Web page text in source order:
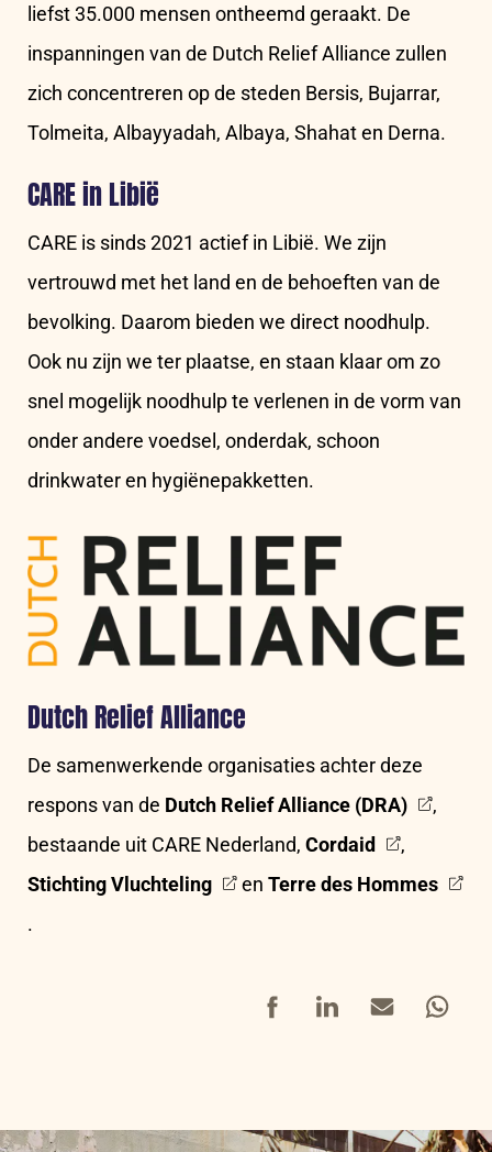
liefst 35.000 mensen ontheemd geraakt. De
inspanningen van de Dutch Relief Alliance zullen
zich concentreren op de steden Bersis, Bujarrar,
Tolmeita, Albayyadah, Albaya, Shahat en Derna.
CARE in Libië
CARE is sinds 2021 actief in Libië. We zijn
vertrouwd met het land en de behoeften van de
bevolking. Daarom bieden we direct noodhulp.
Ook nu zijn we ter plaatse, en staan klaar om zo
snel mogelijk noodhulp te verlenen in de vorm van
onder andere voedsel, onderdak, schoon
drinkwater en hygiënepakketten.
Dutch Relief Alliance
De samenwerkende organisaties achter deze
respons van de Dutch Relief Alliance (DRA)
,
bestaande uit CARE Nederland, Cordaid
,
Stichting Vluchteling
en Terre des Hommes
.
FacebookLinkedInMail